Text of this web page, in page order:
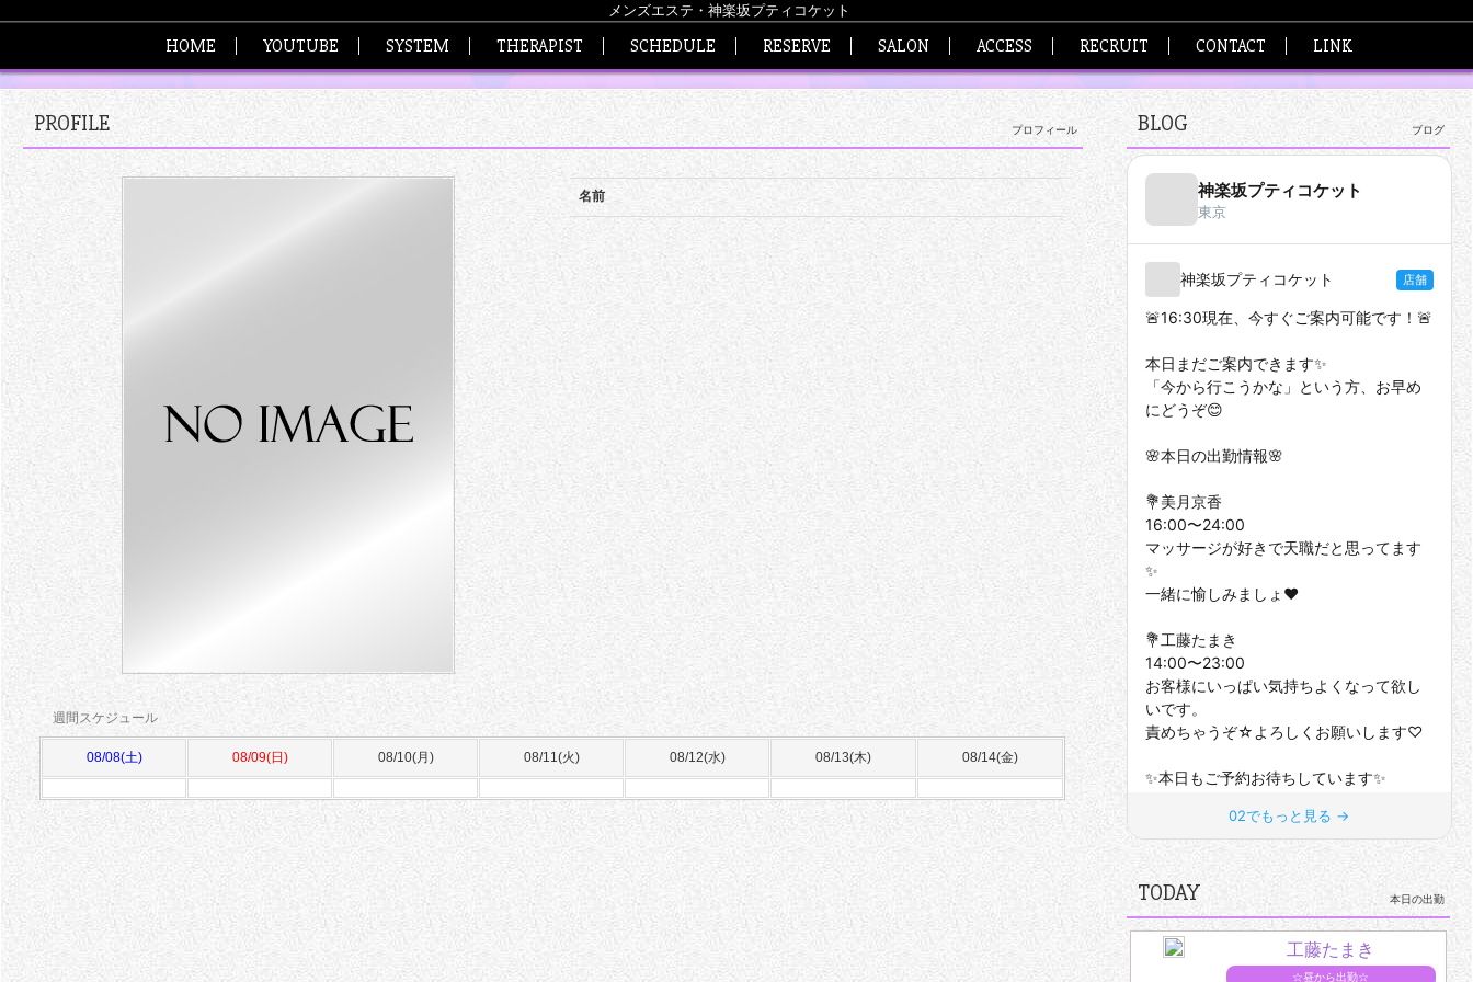
メンズエステ・神楽坂プティコケット
HOME YOUTUBE SYSTEM THERAPIST SCHEDULE RESERVE SALON ACCESS RECRUIT CONTACT LINK
メ
ン
ズ
エ
ス
テ・
神
楽
坂
プ
テ
ィ
コ
ケ
ッ
ト
の
コ
ン
セ
プ
ト
PROFILE プロフィール
名前
週間スケジュール
08/08(土) 08/09(日) 08/10(月) 08/11(火) 08/12(水) 08/13(木) 08/14(金)
BLOG ブログ
TODAY 本日の出勤
工藤たまき
☆昼から出勤☆